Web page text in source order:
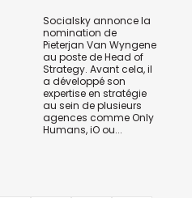
Socialsky annonce la
nomination de
Pieterjan Van Wyngene
au poste de Head of
Strategy. Avant cela, il
a développé son
expertise en stratégie
au sein de plusieurs
agences comme Only
Humans, iO ou...